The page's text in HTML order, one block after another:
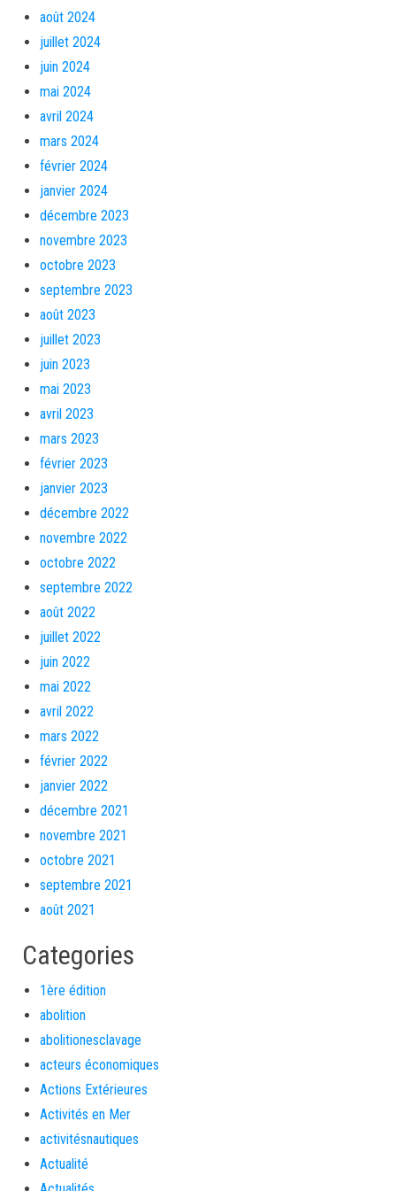
août 2024
juillet 2024
juin 2024
mai 2024
avril 2024
mars 2024
février 2024
janvier 2024
décembre 2023
novembre 2023
octobre 2023
septembre 2023
août 2023
juillet 2023
juin 2023
mai 2023
avril 2023
mars 2023
février 2023
janvier 2023
décembre 2022
novembre 2022
octobre 2022
septembre 2022
août 2022
juillet 2022
juin 2022
mai 2022
avril 2022
mars 2022
février 2022
janvier 2022
décembre 2021
novembre 2021
octobre 2021
septembre 2021
août 2021
Categories
1ère édition
abolition
abolitionesclavage
acteurs économiques
Actions Extérieures
Activités en Mer
activitésnautiques
Actualité